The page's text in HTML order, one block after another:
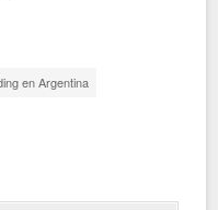
en Argentina